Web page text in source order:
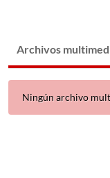
Archivos
Ningún archivo